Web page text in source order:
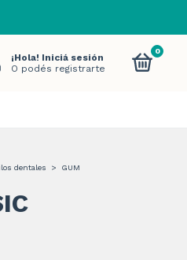
A $80.000🚚
¡Hola! Iniciá sesión
O podés registrarte
0
dentales >
GUM